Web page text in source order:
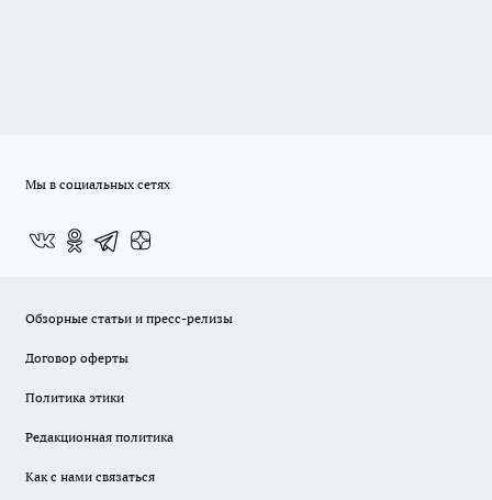
Мы в социальных сетях
Обзорные статьи и пресс-релизы
Договор оферты
Политика этики
Редакционная политика
Как с нами связаться